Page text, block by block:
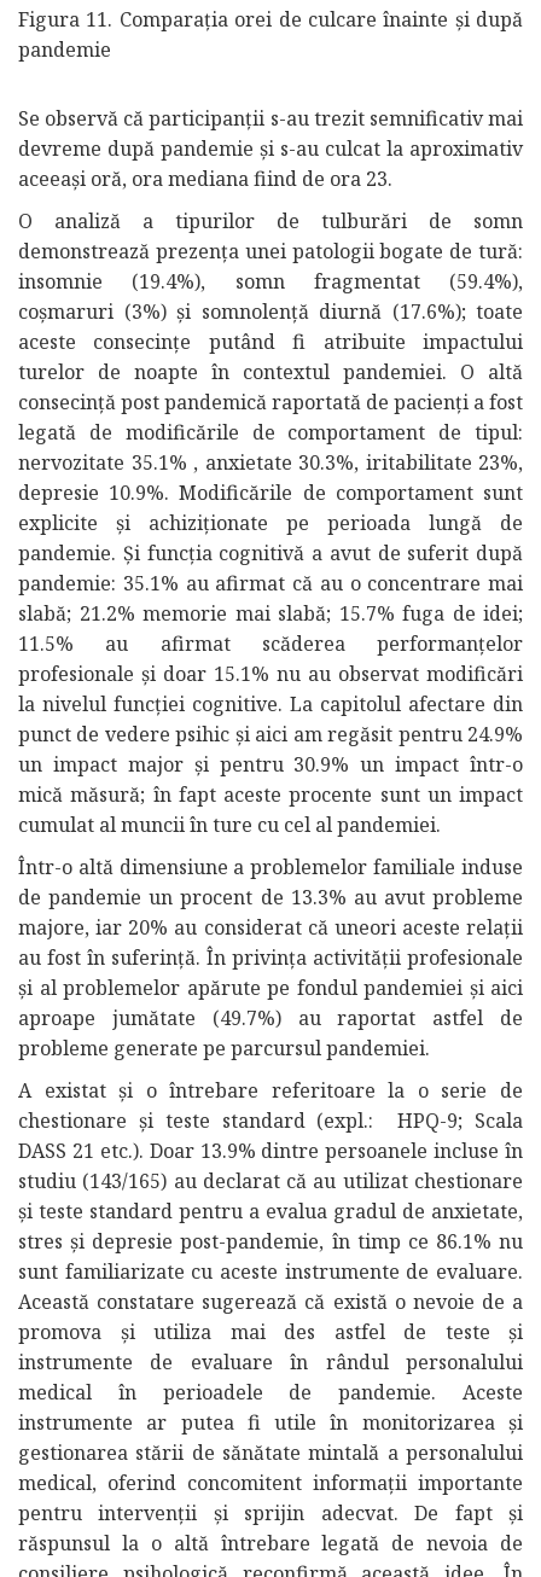
Figura 11. Comparația orei de culcare înainte și după
pandemie
Se observă că participanții s-au trezit semnificativ mai
devreme după pandemie și s-au culcat la aproximativ
aceeași oră, ora mediana fiind de ora 23.
O analiză a tipurilor de tulburări de somn
demonstrează prezența unei patologii bogate de tură:
insomnie (19.4%), somn fragmentat (59.4%),
coșmaruri (3%) și somnolență diurnă (17.6%); toate
aceste consecințe putând fi atribuite impactului
turelor de noapte în contextul pandemiei. O altă
consecință post pandemică raportată de pacienți a fost
legată de modificările de comportament de tipul:
nervozitate 35.1% , anxietate 30.3%, iritabilitate 23%,
depresie 10.9%. Modificările de comportament sunt
explicite și achiziționate pe perioada lungă de
pandemie. Și funcția cognitivă a avut de suferit după
pandemie: 35.1% au afirmat că au o concentrare mai
slabă; 21.2% memorie mai slabă; 15.7% fuga de idei;
11.5% au afirmat scăderea performanțelor
profesionale și doar 15.1% nu au observat modificări
la nivelul funcției cognitive. La capitolul afectare din
punct de vedere psihic și aici am regăsit pentru 24.9%
un impact major și pentru 30.9% un impact într-o
mică măsură; în fapt aceste procente sunt un impact
cumulat al muncii în ture cu cel al pandemiei.
Într-o altă dimensiune a problemelor familiale induse
de pandemie un procent de 13.3% au avut probleme
majore, iar 20% au considerat că uneori aceste relații
au fost în suferință. În privința activității profesionale
și al problemelor apărute pe fondul pandemiei și aici
aproape jumătate (49.7%) au raportat astfel de
probleme generate pe parcursul pandemiei.
A existat și o întrebare referitoare la o serie de
chestionare și teste standard (expl.: HPQ-9; Scala
DASS 21 etc.). Doar 13.9% dintre persoanele incluse în
studiu (143/165) au declarat că au utilizat chestionare
și teste standard pentru a evalua gradul de anxietate,
stres și depresie post-pandemie, în timp ce 86.1% nu
sunt familiarizate cu aceste instrumente de evaluare.
Această constatare sugerează că există o nevoie de a
promova și utiliza mai des astfel de teste și
instrumente de evaluare în rândul personalului
medical în perioadele de pandemie. Aceste
instrumente ar putea fi utile în monitorizarea și
gestionarea stării de sănătate mintală a personalului
medical, oferind concomitent informații importante
pentru intervenții și sprijin adecvat. De fapt și
răspunsul la o altă întrebare legată de nevoia de